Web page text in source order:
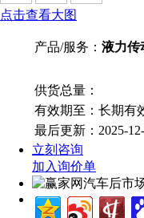
点击查看大图
产品/服务： 液力传
供货总量：
有效期至：长期有
最后更新：2025-
立刻咨询
加入询价单